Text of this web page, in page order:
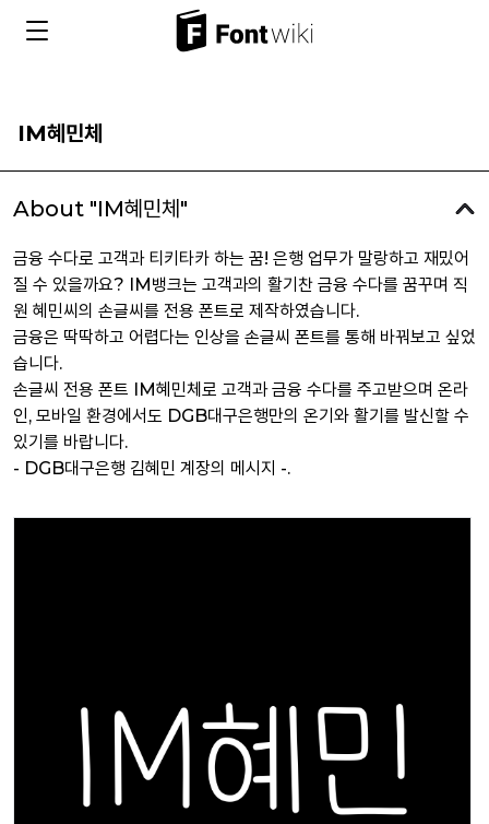
IM혜민체
About "IM혜민체"
금융 수다로 고객과 티키타카 하는 꿈! 은행 업무가 말랑하고 재밌어
질 수 있을까요? IM뱅크는 고객과의 활기찬 금융 수다를 꿈꾸며 직
원 혜민씨의 손글씨를 전용 폰트로 제작하였습니다.
금융은 딱딱하고 어렵다는 인상을 손글씨 폰트를 통해 바꿔보고 싶었
습니다.
손글씨 전용 폰트 IM혜민체로 고객과 금융 수다를 주고받으며 온라
인, 모바일 환경에서도 DGB대구은행만의 온기와 활기를 발신할 수
있기를 바랍니다.
- DGB대구은행 김혜민 계장의 메시지 -.